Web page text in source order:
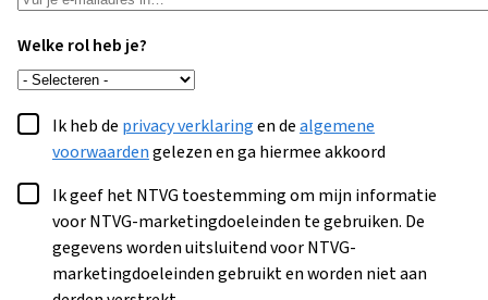
Welke rol heb je?
Ik heb de privacy verklaringen dealgemene
voorwaardengelezen en ga hiermee akkoord
Ik geef het NTVG toestemming om mijn informatie
voor NTVG-marketingdoeleinden te gebruiken. De
gegevens worden uitsluitend voor NTVG-
marketingdoeleinden gebruikt en worden niet aan